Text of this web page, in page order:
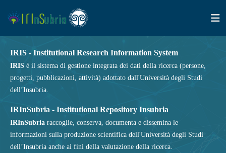
IRIS - Institutional Research Information System
IRIS è il sistema di gestione integrata dei dati della ricerca (persone,
progetti, pubblicazioni, attività) adottato dall'Università degli Studi
dell’Insubria.
IRInSubria - Institutional Repository Insubria
IRInSubria raccoglie, conserva, documenta e dissemina le
informazioni sulla produzione scientifica dell'Università degli Studi
dell’Insubria anche ai fini della valutazione della ricerca.